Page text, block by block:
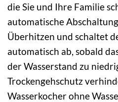
die Sie und Ihre Familie
automatische
Überhitzen und schaltet
automatisch ab, sobald
der Wasserstand zu
Trockengehschutz
Wasserkocher ohne